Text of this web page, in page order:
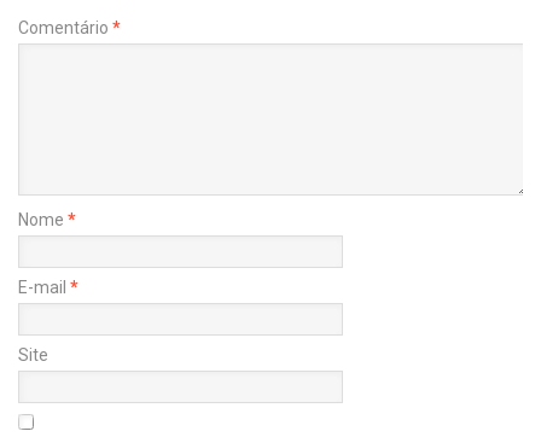
Comentário *
Nome *
E-mail *
Site